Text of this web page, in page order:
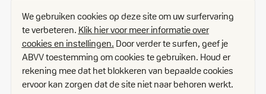
Delegees
Contact
Toegangsplan
Vacatures
Disclaimer
Cookies
We gebruiken cookies op deze site om uw surfervaring
te verbeteren. Klik hier voor meer informatie over
cookies en instellingen. Door verder te surfen, geef je
ABVV toestemming om cookies te gebruiken. Houd er
rekening mee dat het blokkeren van bepaalde cookies
ervoor kan zorgen dat de site niet naar behoren werkt.